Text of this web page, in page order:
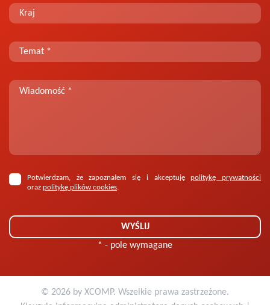
Potwierdzam, że zapoznałem się i akceptujępolitykę prywatności
oraz politykę plików cookies.
* - pole wymagane
© 2026 by XCOMP. Wszelkie prawa zastrzeżone.